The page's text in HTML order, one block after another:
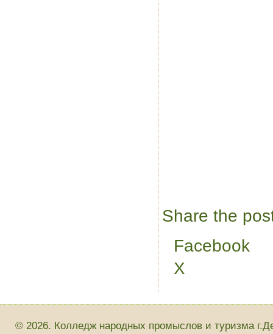
Share the
Facebook
X
© 2026. Колледж народных промыслов и туризма